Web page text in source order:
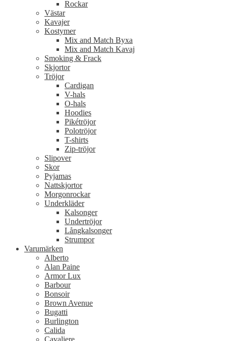
Rockar
Västar
Kavajer
Kostymer
Mix and Match Byxa
Mix and Match Kavaj
Smoking & Frack
Skjortor
Tröjor
Cardigan
V-hals
O-hals
Hoodies
Pikétröjor
Polotröjor
T-shirts
Zip-tröjor
Slipover
Skor
Pyjamas
Nattskjortor
Morgonrockar
Underkläder
Kalsonger
Undertröjor
Långkalsonger
Strumpor
Varumärken
Alberto
Alan Paine
Armor Lux
Barbour
Bonsoir
Brown Avenue
Bugatti
Burlington
Calida
Cavaliere